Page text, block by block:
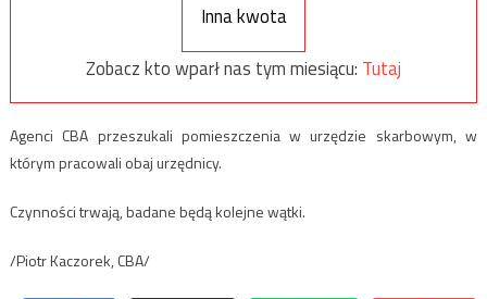
Inna kwota
Zobacz kto wparł nas tym miesiącu: Tutaj
Agenci CBA przeszukali pomieszczenia w urzędzie skarbowym, w
którym pracowali obaj urzędnicy.
Czynności trwają, badane będą kolejne wątki.
/Piotr Kaczorek, CBA/